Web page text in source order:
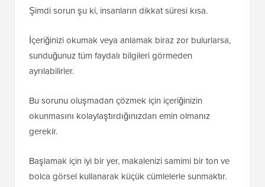
Şimdi sorun şu ki, insanların dikkat süresi kısa.
İçeriğinizi okumak veya anlamak biraz zor bulurlarsa,
sunduğunuz tüm faydalı bilgileri görmeden
ayrılabilirler.
Bu sorunu oluşmadan çözmek için içeriğinizin
okunmasını kolaylaştırdığınızdan emin olmanız
gerekir.
Başlamak için iyi bir yer, makalenizi samimi bir ton ve
bolca görsel kullanarak küçük cümlelerle sunmaktır.